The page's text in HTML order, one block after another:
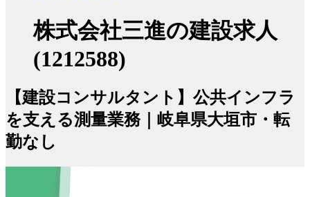
株式会社三進の建設求人
(1212588)
【建設コンサルタント】公共インフラ
を支える測量業務｜岐阜県大垣市・転
勤なし